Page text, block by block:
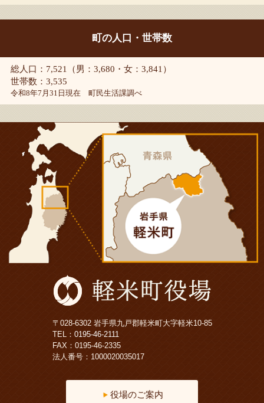
町の人口・世帯数
総人口：7,521（男：3,680・女：3,841）
世帯数：3,535
令和8年7月31日現在 町民生活課調べ
〒028-6302 岩手県九戸郡軽米町大字軽米10-85
TEL： 0195-46-2111
FAX：0195-46-2335
法人番号：1000020035017
役場のご案内